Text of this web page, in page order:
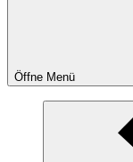
Öffne Menü